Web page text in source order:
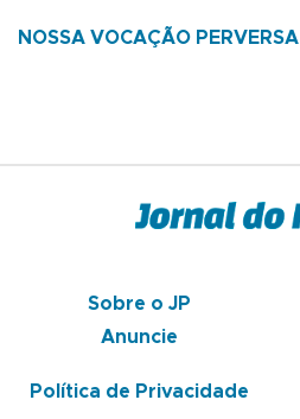
NOSSA VOCAÇÃO PERVERSA
Sobre o JP
Anuncie
Política de Privacidade